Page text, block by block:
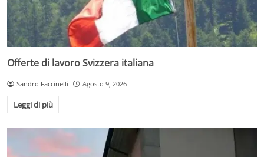
Offerte di lavoro Svizzera italiana
Sandro Faccinelli Agosto 9, 2026
Leggi di più